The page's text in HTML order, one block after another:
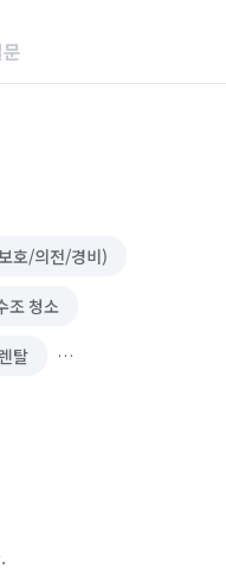
호/의전/경비)
조 청소
탈